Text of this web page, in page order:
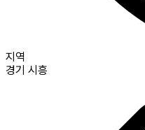
지역
경기 시흥